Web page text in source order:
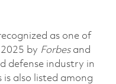
as one of
by Forbesand
defense industry in
also listed among